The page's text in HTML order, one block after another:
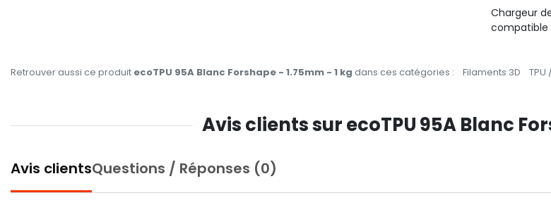
Chargeur
compatible
Retrouver aussi ce produit ecoTPU 95A Blanc Forshape - 1.75mm - 1 kg dans ces catégories : Filaments 3D TPU
Avis clients sur ecoTPU 95A Blanc
Avis clientsQuestions / Réponses (0)